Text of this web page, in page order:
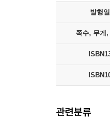
발행일
쪽수, 무게,
관련분류